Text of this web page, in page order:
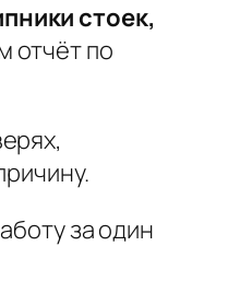
стоек,
отчёт по
за один